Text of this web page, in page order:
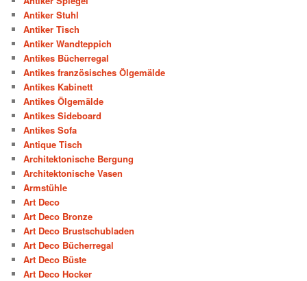
Antiker Stuhl
Antiker Tisch
Antiker Wandteppich
Antikes Bücherregal
Antikes französisches Ölgemälde
Antikes Kabinett
Antikes Ölgemälde
Antikes Sideboard
Antikes Sofa
Antique Tisch
Architektonische Bergung
Architektonische Vasen
Armstühle
Art Deco
Art Deco Bronze
Art Deco Brustschubladen
Art Deco Bücherregal
Art Deco Büste
Art Deco Hocker